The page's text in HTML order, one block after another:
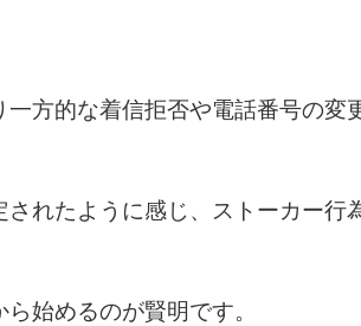
方的な着信拒否や電話番号の変
されたように感じ、ストーカー行
始めるのが賢明です。